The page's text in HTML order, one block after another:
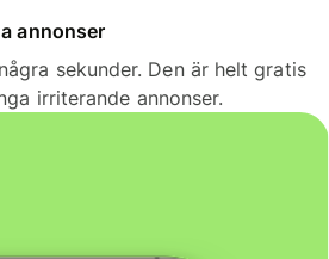
annonser
sekunder. Den är helt gratis
irriterande annonser.